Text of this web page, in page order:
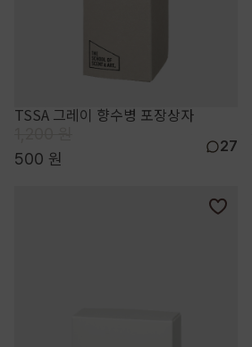
TSSA 그레이 향수병 포장상자
500 원
27